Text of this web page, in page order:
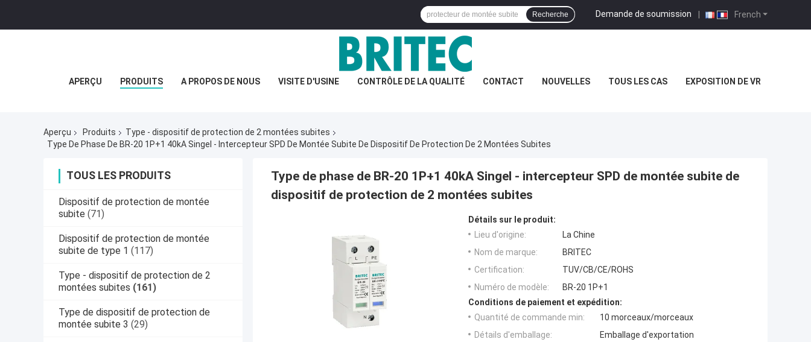
French
Demande de soumission |
Recherche
APERÇU PRODUITS A PROPOS DE NOUS VISITE D'USINE CONTRÔLE DE LA QUALITÉ CONTACT NOUVELLES TOUS LES CAS EXPOSITION DE VR
Aperçu Produits
Type - dispositif de protection de 2 montées subites
Type De Phase De BR-20 1P+1 40kA Singel - Intercepteur SPD De Montée Subite De Dispositif De Protection De 2 Montées Subites
TOUS LES PRODUITS
Dispositif de protection de montée
subite (71)
Dispositif de protection de montée
subite de type 1 (117)
Type - dispositif de protection de 2
montées subites (161)
Type de dispositif de protection de
montée subite 3 (29)
Type de phase de BR-20 1P+1 40kA Singel - intercepteur SPD de montée subite de
dispositif de protection de 2 montées subites
Détails sur le produit:
Lieu d'origine:
La Chine
Nom de marque:
BRITEC
Certification:
TUV/CB/CE/ROHS
Numéro de modèle:
BR-20 1P+1
Conditions de paiement et expédition:
Quantité de commande min:
10 morceaux/morceaux
Détails d'emballage:
Emballage d'exportation